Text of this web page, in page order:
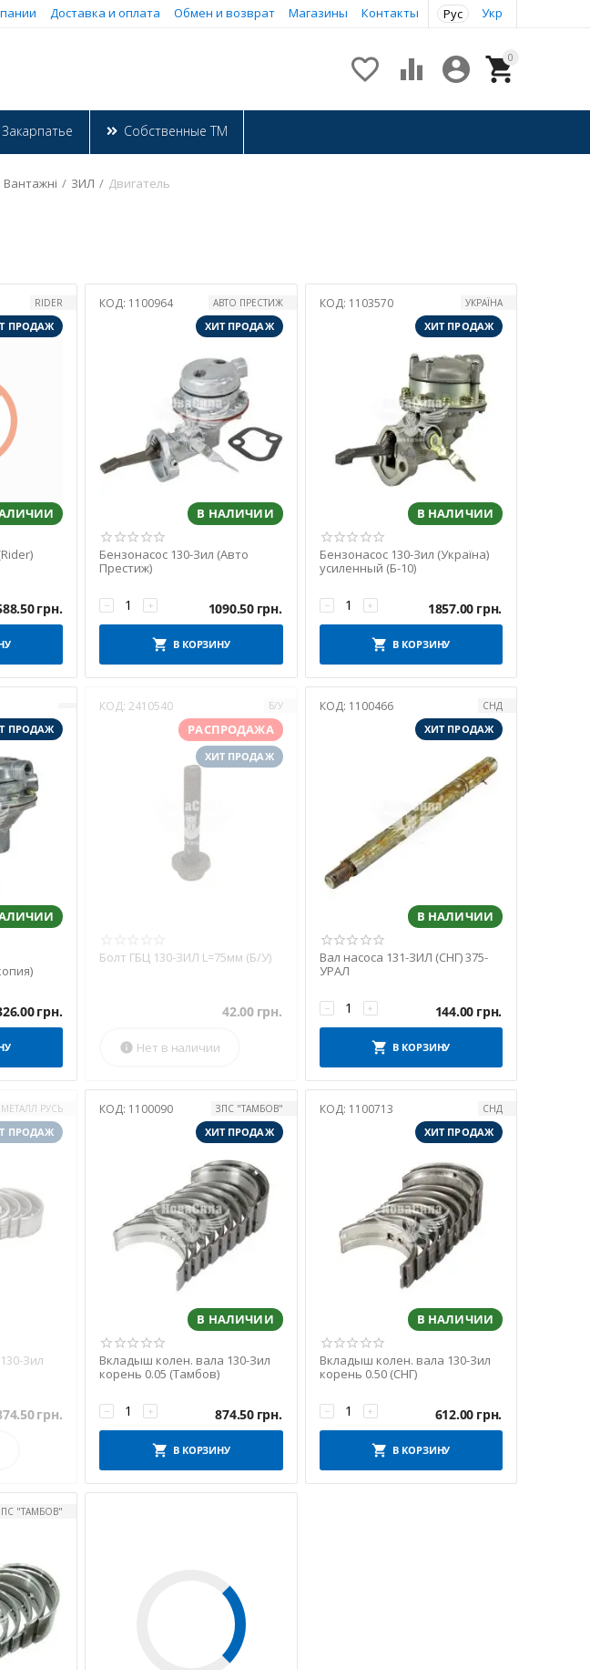
Рус Укр
Доставка и оплата Обмен и возврат Магазины Контакты
0


 
Собственные ТМ
Вантажні / ЗИЛ / Двигатель
RIDER
ПРОДАЖ
грн.
КОД: 1100964
АВТО ПРЕСТИЖ
ХИТ ПРОДАЖ
В НАЛИЧИИ
Бензонасос 130-Зил (Авто
Престиж)
+
− 1090.50 грн.
В КОРЗИНУ
КОД: 1103570
УКРАЇНА
ХИТ ПРОДАЖ
В НАЛИЧИИ
Бензонасос 130-Зил (Україна)
усиленный (Б-10)
+
− 1857.00 грн.
В КОРЗИНУ
ПРОДАЖ
грн.
КОД: 2410540 Б/У
РАСПРОДАЖА
ХИТ ПРОДАЖ
Болт ГБЦ 130-ЗИЛ L=75мм (Б/У)
42.00 грн.
Нет в наличии

КОД: 1100466
СНД
ХИТ ПРОДАЖ
В НАЛИЧИИ
Вал насоса 131-ЗИЛ (СНГ) 375-
УРАЛ
+
− 144.00 грн.
В КОРЗИНУ
РУСЬ
ПРОДАЖ
Зил
грн.
КОД: 1100090
ЗПС "ТАМБОВ"
ХИТ ПРОДАЖ
В НАЛИЧИИ
Вкладыш колен. вала 130-Зил
корень 0.05 (Тамбов)
+
− 874.50 грн.
В КОРЗИНУ
КОД: 1100713
СНД
ХИТ ПРОДАЖ
В НАЛИЧИИ
Вкладыш колен. вала 130-Зил
корень 0.50 (СНГ)
+
− 612.00 грн.
В КОРЗИНУ
"ТАМБОВ"